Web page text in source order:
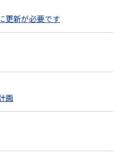
更新が必要です
画